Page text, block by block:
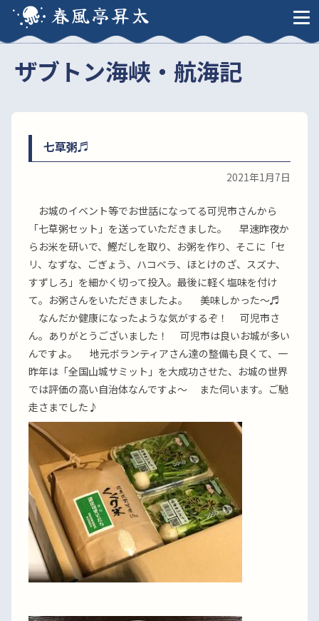
春風亭昇太
ザブトン海峡・航海記
七草粥♬
2021年1月7日
お城のイベント等でお世話になってる可児市さんから
「七草粥セット」を送っていただきました。 早速昨夜か
らお米を研いで、鰹だしを取り、お粥を作り、そこに「セ
リ、なずな、ごぎょう、ハコベラ、ほとけのざ、スズナ、
すずしろ」を細かく切って投入。最後に軽く塩味を付け
て。お粥さんをいただきましたよ。 美味しかった〜♬
なんだか健康になったような気がするぞ！ 可児市さ
ん。ありがとうございました！ 可児市は良いお城が多い
んですよ。 地元ボランティアさん達の整備も良くて、一
昨年は「全国山城サミット」を大成功させた、お城の世界
では評価の高い自治体なんですよ〜 また伺います。ご馳
走さまでした♪